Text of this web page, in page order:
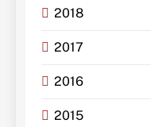
2018
2017
2016
2015